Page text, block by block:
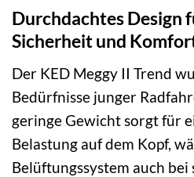
Durchdachtes Design
Sicherheit und
Der KED Meggy II Trend
Bedürfnisse junger
geringe Gewicht sorgt für
Belastung auf dem Kopf,
Belüftungssystem auch